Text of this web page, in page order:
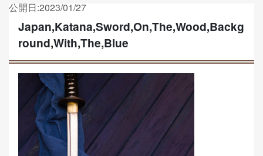
公開日:2023/01/27
Japan,Katana,Sword,On,The,Wood,Backg
round,With,The,Blue